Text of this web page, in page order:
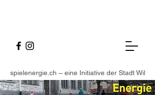
spielenergie.ch – eine Initiative der Stadt Wil